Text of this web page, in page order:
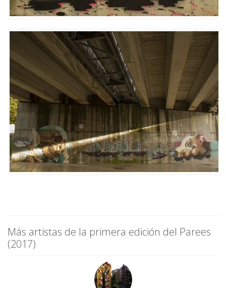
Más artistas de la primera edición del Parees
(2017)